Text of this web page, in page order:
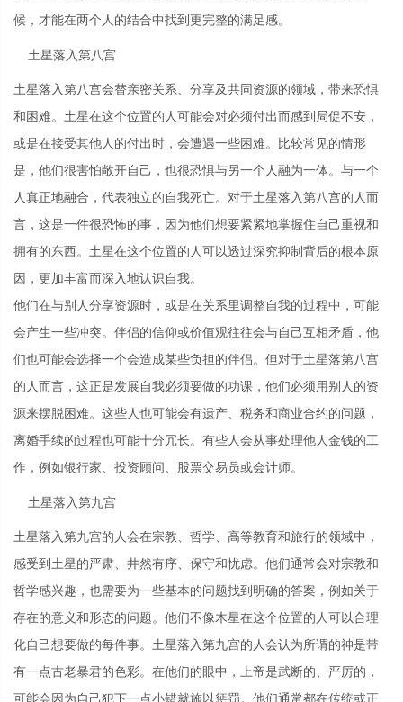
候，才能在两个人的结合中找到更完整的满足感。
土星落入第八宫
土星落入第八宫会替亲密关系、分享及共同资源的领域，带来恐惧
和困难。土星在这个位置的人可能会对必须付出而感到局促不安，
或是在接受其他人的付出时，会遭遇一些困难。比较常见的情形
是，他们很害怕敞开自己，也很恐惧与另一个人融为一体。与一个
人真正地融合，代表独立的自我死亡。对于土星落入第八宫的人而
言，这是一件很恐怖的事，因为他们想要紧紧地掌握住自己重视和
拥有的东西。土星在这个位置的人可以透过深究抑制背后的根本原
因，更加丰富而深入地认识自我。
他们在与别人分享资源时，或是在关系里调整自我的过程中，可能
会产生一些冲突。伴侣的信仰或价值观往往会与自己互相矛盾，他
们也可能会选择一个会造成某些负担的伴侣。但对于土星落第八宫
的人而言，这正是发展自我必须要做的功课，他们必须用别人的资
源来摆脱困难。这些人也可能会有遗产、税务和商业合约的问题，
离婚手续的过程也可能十分冗长。有些人会从事处理他人金钱的工
作，例如银行家、投资顾问、股票交易员或会计师。
土星落入第九宫
土星落入第九宫的人会在宗教、哲学、高等教育和旅行的领域中，
感受到土星的严肃、井然有序、保守和忧虑。他们通常会对宗教和
哲学感兴趣，也需要为一些基本的问题找到明确的答案，例如关于
存在的意义和形态的问题。他们不像木星在这个位置的人可以合理
化自己想要做的每件事。土星落入第九宫的人会认为所谓的神是带
有一点古老暴君的色彩。在他们的眼中，上帝是武断的、严厉的，
可能会因为自己犯下一点小错就施以惩罚。他们通常都在传统或正